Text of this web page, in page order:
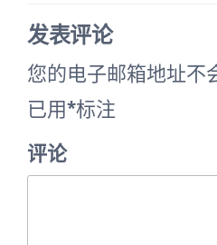
章
发表评论
您的电子邮箱地址不
已用*标注
评论